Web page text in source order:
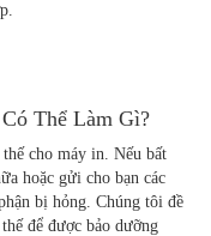
Thể Làm Gì?
cho máy in. Nếu bất
hoặc gửi cho bạn các
bị hỏng. Chúng tôi đề
để được bảo dưỡng